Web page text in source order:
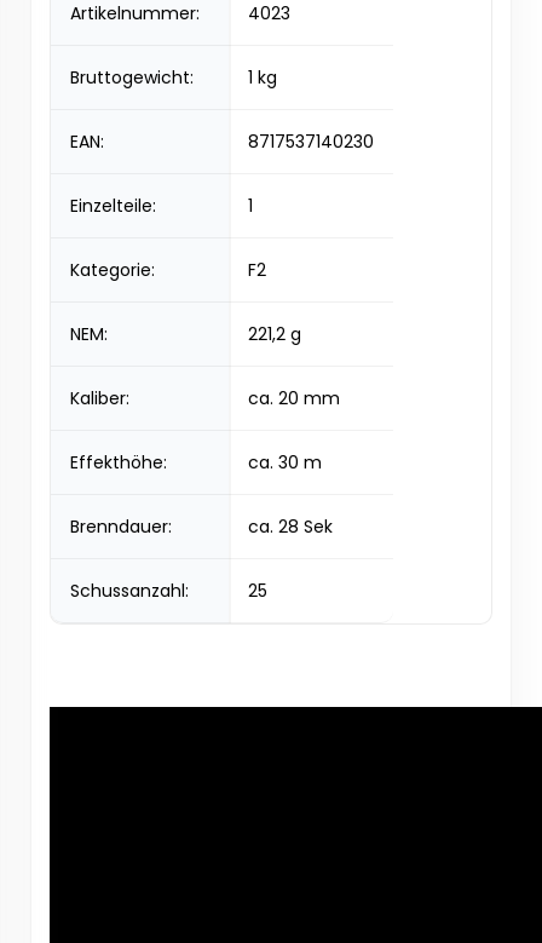
Artikelnummer: 4023
Bruttogewicht: 1 kg
EAN: 8717537140230
Einzelteile: 1
Kategorie: F2
NEM: 221,2 g
Kaliber: ca. 20 mm
Effekthöhe: ca. 30 m
Brenndauer: ca. 28 Sek
Schussanzahl: 25